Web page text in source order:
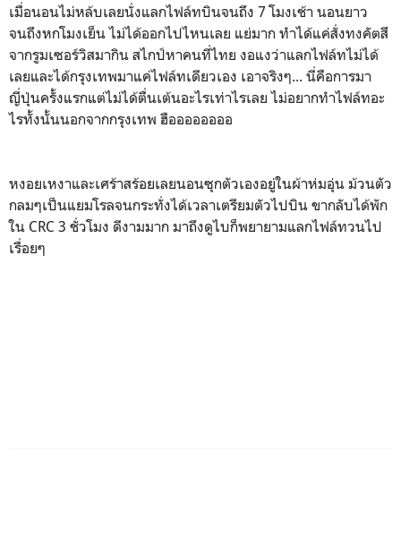
เมื่อนอนไม่หล้บเลยนั่งแลกไฟล์ทบินจนถึง 7 โมงเช้า นอนยาว
จนถึงหกโมงเย็น ไม่ได้ออกไปไหนเลย แย่มาก ทำได้แค่สั่งทงคัตสึ
จากรูมเซอร์วิสมากิน สไกป์หาคนที่ไทย งอแงว่าแลกไฟล์ทไม่ได้
เลยและได้กรุงเทพมาแค่ไฟล์ทเดียวเอง เอาจริงๆ... นี่คือการมา
ญี่ปุ่นครั้งแรกแต่ไม่ได้ตื่นเต้นอะไรเท่าไรเลย ไม่อยากทำไฟล์ทอะ
ไรทั้งนั้นนอกจากกรุงเทพ ฮืออออออออ
หงอยเหงาและเศร้าสร้อยเลยนอนซุกตัวเองอยู่ในผ้าห่มอุ่น ม้วนตัว
กลมๆเป็นแยมโรลจนกระทั่งได้เวลาเตรียมตัวไปบิน ขากลับได้พัก
ใน CRC 3 ชั่วโมง ดีงามมาก มาถึงดูไบก็พยายามแลกไฟล์ทวนไป
เรื่อยๆ